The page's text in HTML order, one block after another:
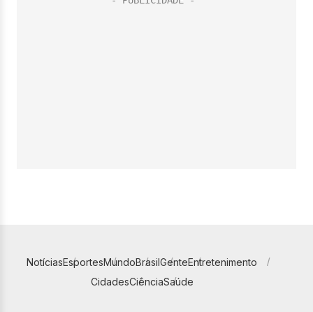
NotíciasEsportesMundoBrasilGenteEntretenimento
CidadesCiênciaSaúde